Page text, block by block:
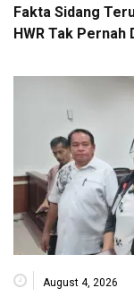
Fakta Sidang
HWR Tak Pernah
August 4, 2026